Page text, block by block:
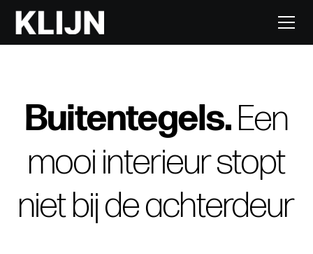
Buitentegels.Een
mooi interieur stopt
niet bij de achterdeur